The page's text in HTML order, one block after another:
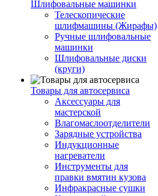
Шлифовальные машинки
Телескопические
шлифмашины (Жирафы)
Ручные шлифовальные
машинки
Шлифовальные диски
(круги)
Товары для автосервиса
Аксессуары для
мастерской
Влагомаслоотделители
Зарядные устройства
Индукционные
нагреватели
Инструменты для
правки вмятин кузова
Инфракрасные сушки